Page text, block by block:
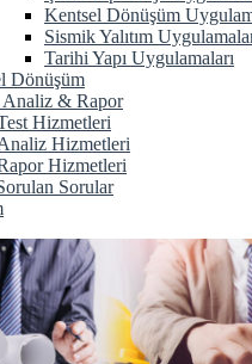
Kentsel Dönüşüm
Sismik Yalıtım
Tarihi Yapı Uygulamaları
Dönüşüm
Analiz & Rapor
Hizmetleri
Hizmetleri
Hizmetleri
Sorular